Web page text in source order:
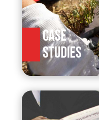
CASE
STUDIES